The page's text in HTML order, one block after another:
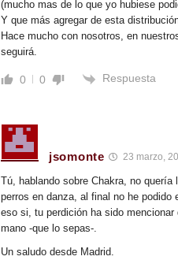
(mucho mas de lo que yo hubiese
Y que más agregar de esta
Hace mucho con nosotros, en
seguirá.
0 0 Respuesta
jsomonte 23 marzo,
Tú, hablando sobre Chakra, no quería
perros en danza, al final no he podido
eso si, tu perdición ha sido
mano -que lo sepas-.
Un saludo desde Madrid.